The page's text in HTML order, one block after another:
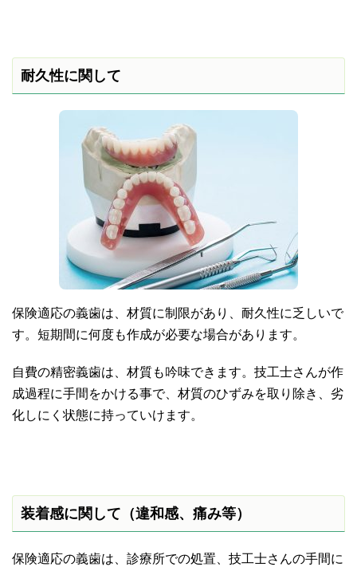
耐久性に関して
保険適応の義歯は、材質に制限があり、耐久性に乏しいで
す。短期間に何度も作成が必要な場合があります。
自費の精密義歯は、材質も吟味できます。技工士さんが作
成過程に手間をかける事で、材質のひずみを取り除き、劣
化しにく状態に持っていけます。
装着感に関して（違和感、痛み等）
保険適応の義歯は、診療所での処置、技工士さんの手間に